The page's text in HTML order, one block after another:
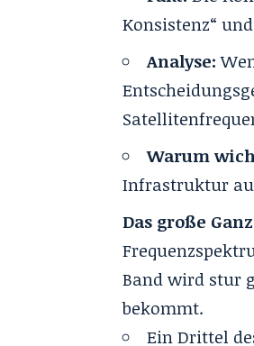
Konsistenz“
Analyse:
Warum
Infrastruktur
Das große
Band wird stur
bekommt.
Ein Drittel